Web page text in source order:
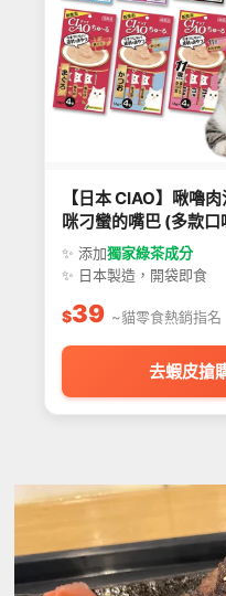
【日本 CIAO】啾嚕
咪刁蠻的嘴巴 (多款口
✨ 添加獨家綠茶成分
✨ 日本製造，開袋即食
$39 ~貓零食熱銷指名
去蝦皮搶